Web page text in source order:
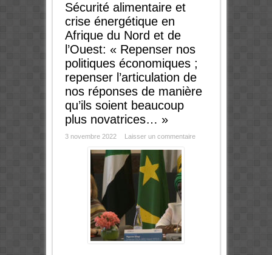
Sécurité alimentaire et
crise énergétique en
Afrique du Nord et de
l’Ouest: « Repenser nos
politiques économiques ;
repenser l’articulation de
nos réponses de manière
qu’ils soient beaucoup
plus novatrices… »
3 novembre 2022 Laisser un commentaire